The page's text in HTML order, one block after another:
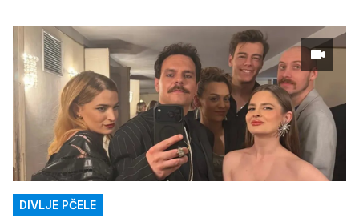
DIVLJE PČELE